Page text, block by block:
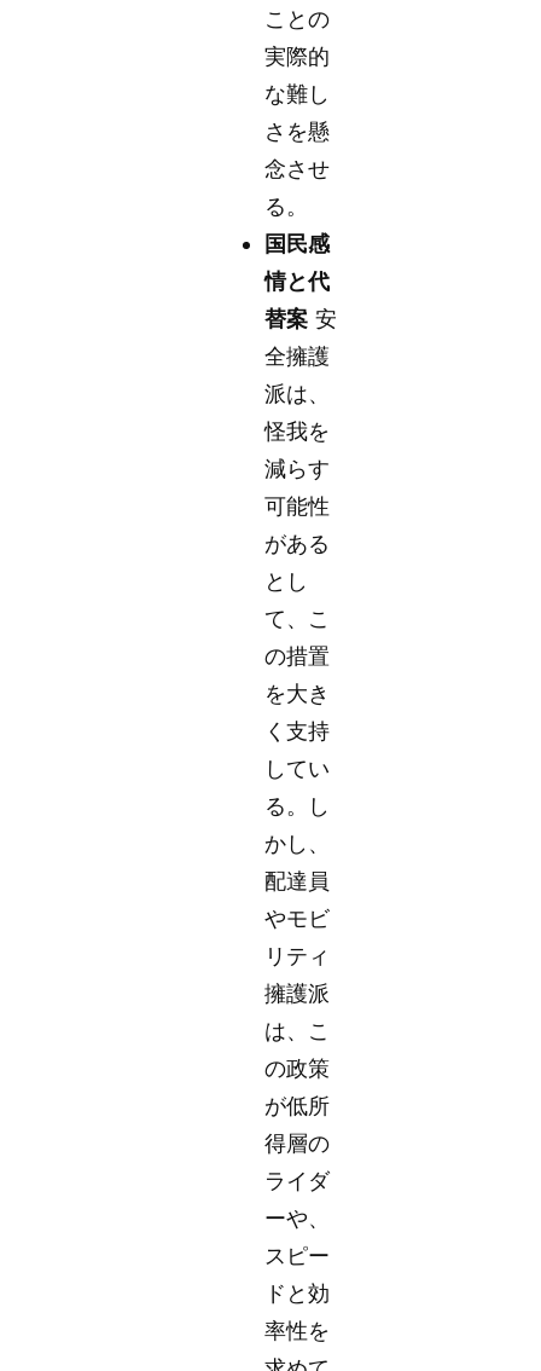
ことの
実際的
な難し
さを懸
念させ
る。
国民感
情と代
替案 安
全擁護
派は、
怪我を
減らす
可能性
がある
とし
て、こ
の措置
を大き
く支持
してい
る。し
かし、
配達員
やモビ
リティ
擁護派
は、こ
の政策
が低所
得層の
ライダ
ーや、
スピー
ドと効
率性を